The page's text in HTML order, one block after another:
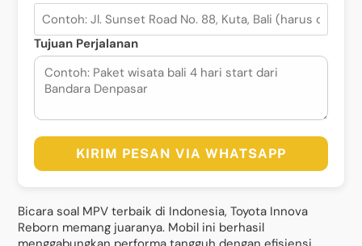
Tujuan Perjalanan
KIRIM PESAN VIA WHATSAPP
Bicara soal MPV terbaik di Indonesia, Toyota Innova
Reborn memang juaranya. Mobil ini berhasil